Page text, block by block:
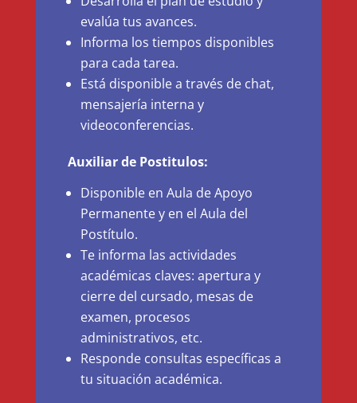
evalúa tus avances.
Informa los tiempos disponibles
para cada tarea.
Está disponible a través de chat,
mensajería interna y
videoconferencias.
Auxiliar de Postitulos:
Disponible en Aula de Apoyo
Permanente y en el Aula del
Postítulo.
Te informa las actividades
académicas claves: apertura y
cierre del cursado, mesas de
examen, procesos
administrativos, etc.
Responde consultas específicas a
tu situación académica.